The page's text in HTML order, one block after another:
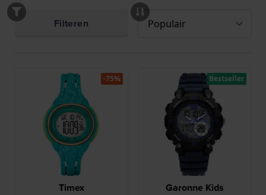
Filteren
Timex
-75%
Garonne Kids
Bestseller